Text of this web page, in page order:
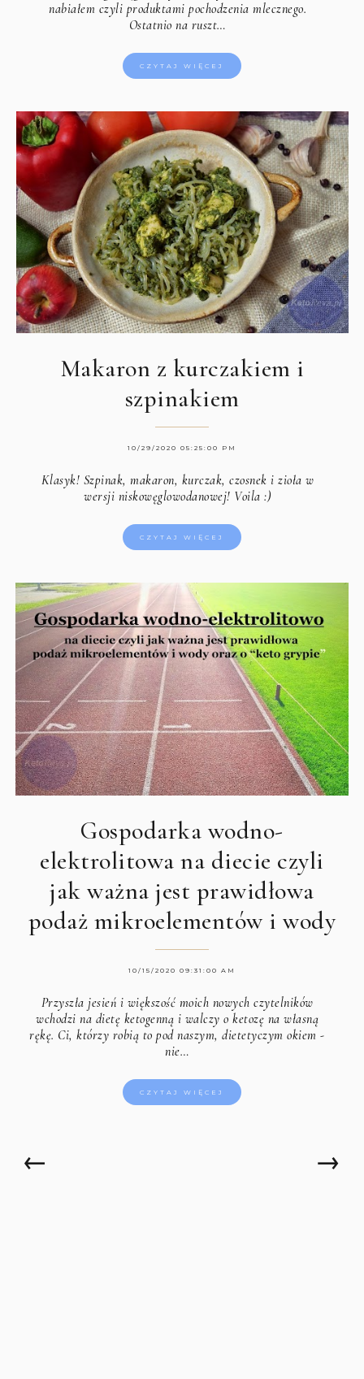
nabiałem czyli produktami pochodzenia mlecznego.
Ostatnio na ruszt…
CZYTAJ WIĘCEJ
Makaron z kurczakiem i
szpinakiem
10/29/2020 05:25:00 PM
Klasyk! Szpinak, makaron, kurczak, czosnek i zioła w
wersji niskowęglowodanowej! Voila :)
CZYTAJ WIĘCEJ
Gospodarka wodno-
elektrolitowa na diecie czyli
jak ważna jest prawidłowa
podaż mikroelementów i wody
10/15/2020 09:31:00 AM
Przyszła jesień i większość moich nowych czytelników
wchodzi na dietę ketogenną i walczy o ketozę na własną
rękę. Ci, którzy robią to pod naszym, dietetyczym okiem -
nie…
CZYTAJ WIĘCEJ
← →